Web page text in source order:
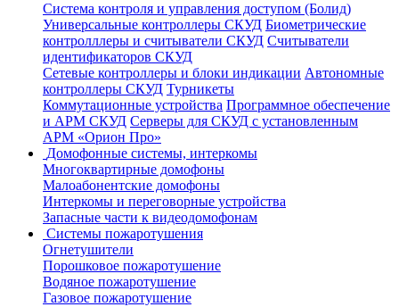
Система контроля и управления доступом (Болид)
Универсальные контроллеры СКУД Биометрические
контролллеры и считыватели СКУД Считыватели
идентификаторов СКУД
Сетевые контроллеры и блоки индикации Автономные
контроллеры СКУД Турникеты
Коммутационные устройства Программное обеспечение
и АРМ СКУД Серверы для СКУД с установленным
АРМ «Орион Про»
Домофонные системы, интеркомы
Многоквартирные домофоны
Малоабонентские домофоны
Интеркомы и переговорные устройства
Запасные части к видеодомофонам
Системы пожаротушения
Огнетушители
Порошковое пожаротушение
Водяное пожаротушение
Газовое пожаротушение